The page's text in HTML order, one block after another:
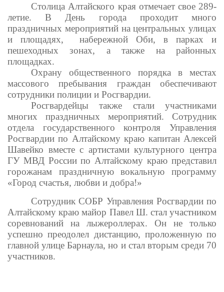
Столица Алтайского края отмечает свое 289-
летие. В День города проходит много
праздничных мероприятий на центральных улицах
и площадях, набережной Оби, в парках и
пешеходных зонах, а также на районных
площадках.
Охрану общественного порядка в местах
массового пребывания граждан обеспечивают
сотрудники полиции и Росгвардии.
Росгвардейцы также стали участниками
многих праздничных мероприятий. Сотрудник
отдела государственного контроля Управления
Росгвардии по Алтайскому краю капитан Алексей
Шавейко вместе с артистами культурного центра
ГУ МВД России по Алтайскому краю представил
горожанам праздничную вокальную программу
«Город счастья, любви и добра!»
Сотрудник СОБР Управления Росгвардии по
Алтайскому краю майор Павел Ш. стал участником
соревнований на лыжероллерах. Он не только
успешно преодолел дистанцию, проложенную по
главной улице Барнаула, но и стал вторым среди 70
участников.